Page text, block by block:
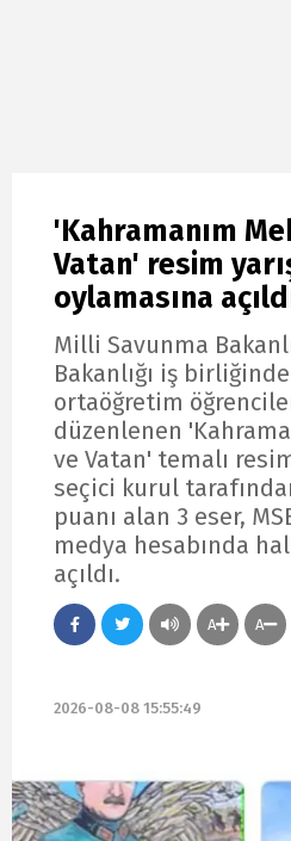
'Kahramanım
Vatan' resim
oylamasına
Milli Savunma
Bakanlığı iş
ortaöğretim
düzenlenen
ve Vatan' temalı
seçici kurul
puanı alan 3 eser,
medya hesabında
açıldı.
A A
2026-08-08 15:55:49